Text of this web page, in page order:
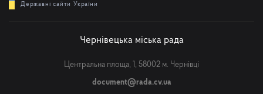
Державні сайти України
Чернівецька міська рада
Центральна площа, 1, 58002 м. Чернівці
document@rada.cv.ua